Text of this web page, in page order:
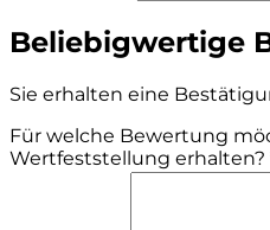
Beliebigwertige
Sie erhalten eine
Für welche Bewertung
Wertfeststellung erhalten?